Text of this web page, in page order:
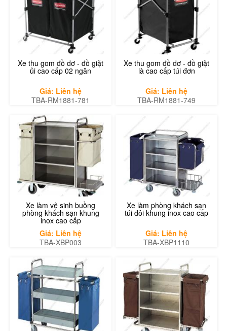
Xe thu gom đồ dơ - đồ giặt
ủi cao cấp 02 ngăn
Giá: Liên hệ
TBA-RM1881-781
Xe thu gom đồ dơ - đồ giặt
là cao cấp túi đơn
Giá: Liên hệ
TBA-RM1881-749
Xe làm vệ sinh buồng
phòng khách sạn khung
inox cao cấp
Giá: Liên hệ
TBA-XBP003
Xe làm phòng khách sạn
túi đôi khung inox cao cấp
Giá: Liên hệ
TBA-XBP1110